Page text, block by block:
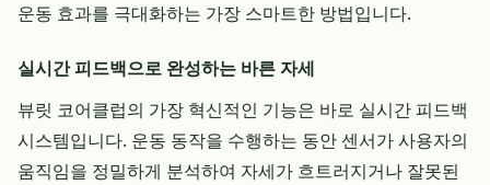
운동 효과를 극대화하는 가장 스마트한 방법입니다.
실시간 피드백으로 완성하는 바른 자세
뷰릿 코어클럽의 가장 혁신적인 기능은 바로 실시간 피드백
시스템입니다. 운동 동작을 수행하는 동안 센서가 사용자의
움직임을 정밀하게 분석하여 자세가 흐트러지거나 잘못된